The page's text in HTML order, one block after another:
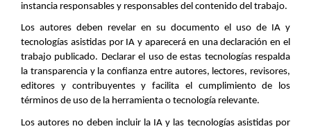
instancia responsables y responsables del contenido del trabajo.
Los autores deben revelar en su documento el uso de IA y
tecnologías asistidas por IA y aparecerá en una declaración en el
trabajo publicado. Declarar el uso de estas tecnologías respalda
la transparencia y la confianza entre autores, lectores, revisores,
editores y contribuyentes y facilita el cumplimiento de los
términos de uso de la herramienta o tecnología relevante.
Los autores no deben incluir la IA y las tecnologías asistidas por